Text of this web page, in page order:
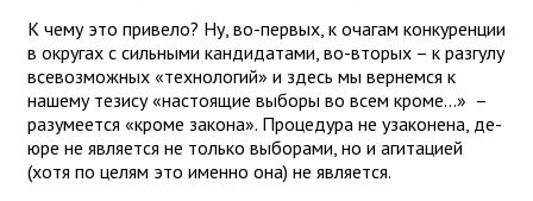
К чему это привело? Ну, во-первых, к очагам конкуренции
в округах с сильными кандидатами, во-вторых – к разгулу
всевозможных «технологий» и здесь мы вернемся к
нашему тезису «настоящие выборы во всем кроме…» –
разумеется «кроме закона». Процедура не узаконена, де-
юре не является не только выборами, но и агитацией
(хотя по целям это именно она) не является.